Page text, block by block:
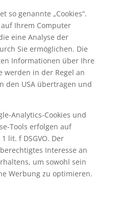
so genannte „Cookies“.
Ihrem Computer
eine Analyse der
Sie ermöglichen. Die
Informationen über Ihre
werden in der Regel an
den USA übertragen und
Analytics-Cookies und
Tools erfolgen auf
lit. f DSGVO. Der
Interesse an
um sowohl sein
Werbung zu optimieren.